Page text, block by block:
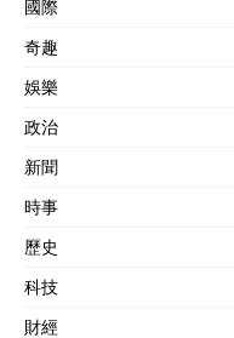
國際
奇趣
娛樂
政治
新聞
時事
歷史
科技
財經